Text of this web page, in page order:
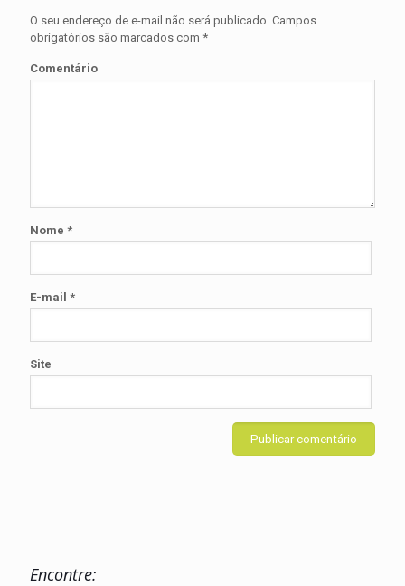
O seu endereço de e-mail não será publicado. Campos
obrigatórios são marcados com *
Comentário
Nome *
E-mail *
Site
Encontre: